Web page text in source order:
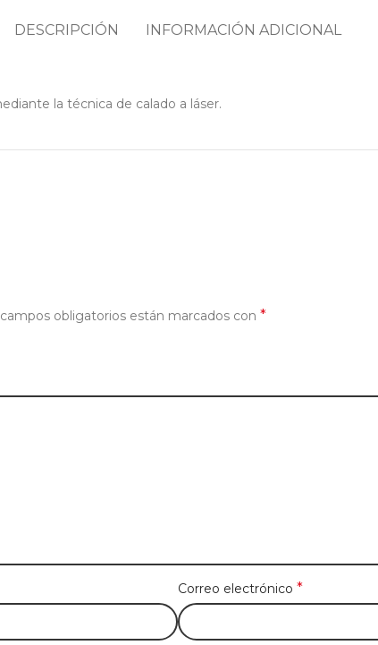
DESCRIPCIÓN INFORMACIÓN ADICIONAL
la técnica de calado a láser.
obligatorios están marcados con *
Correo electrónico *